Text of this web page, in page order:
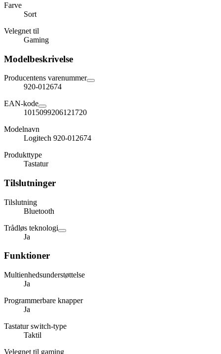
Farve
Sort
Velegnet til
Gaming
Modelbeskrivelse
Producentens varenummer
920-012674
EAN-kode
1015099206121720
Modelnavn
Logitech 920-012674
Produkttype
Tastatur
Tilslutninger
Tilslutning
Bluetooth
Trådløs teknologi
Ja
Funktioner
Multienhedsunderstøttelse
Ja
Programmerbare knapper
Ja
Tastatur switch-type
Taktil
Velegnet til gaming